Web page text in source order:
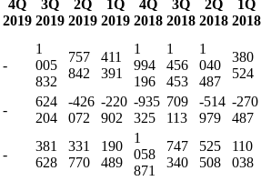
4Q
2019
3Q
2019
2Q
2019
1Q
2019
4Q
2018
3Q
2018
2Q
2018
1Q
2018
-
1
005
832
757
842
411
391
1
994
196
1
456
453
1
040
487
380
524
-
624
204
-426
072
-220
902
-935
325
709
113
-514
979
-270
487
-
381
628
331
770
190
489
1
058
871
747
340
525
508
110
038